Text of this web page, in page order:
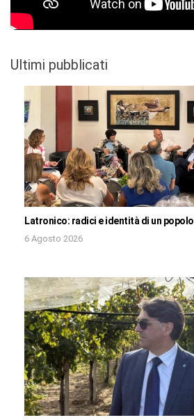
Ultimi pubblicati
Latronico: radici e identità di un popolo
6 Agosto 2026